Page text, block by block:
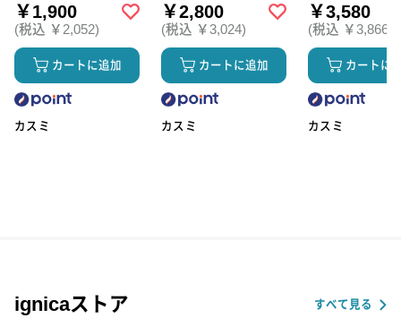
￥1,900
(税込 ￥2,052)
カートに追加
カスミ
￥2,800
(税込 ￥3,024)
カートに追加
カスミ
￥3,580
(税込 ￥3,866)
カートに
カスミ
ignicaストア すべて見る